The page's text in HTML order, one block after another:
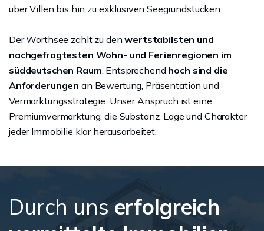
über Villen bis hin zu exklusiven Seegrundstücken.
Der Wörthsee zählt zu denwertstabilsten und
nachgefragtesten Wohn- und Ferienregionen im
süddeutschen Raum. Entsprechend hoch sind die
Anforderungen an Bewertung, Präsentation und
Vermarktungsstrategie. Unser Anspruch ist eine
Premiumvermarktung, die Substanz, Lage und Charakter
jeder Immobilie klar herausarbeitet.
Durch uns erfolgreich